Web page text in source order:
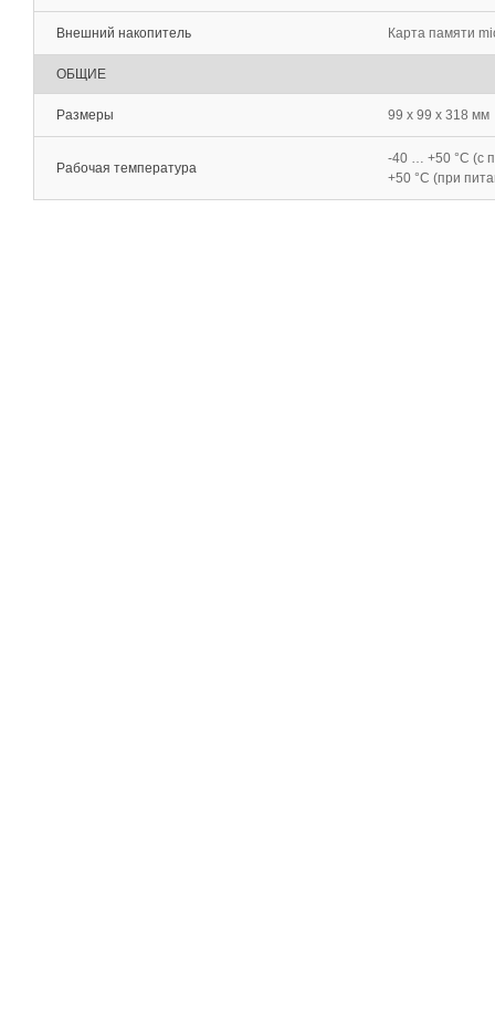
Внешний накопитель Карта памяти
ОБЩИЕ
Размеры 99 x 99 x 318 мм
Рабочая температура
-40 … +50 °C (с
+50 °C (при